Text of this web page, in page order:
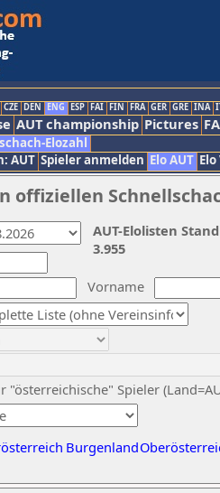
CZE DEN ENG ESP FAI FIN FRA GER GRE INA
AUT championship Pictures
Elozahl
AUT Spieler anmelden Elo AUT
offiziellen
Vorname
"österreichische" Spieler
Burgenland
AUT-Elolisten
3.955